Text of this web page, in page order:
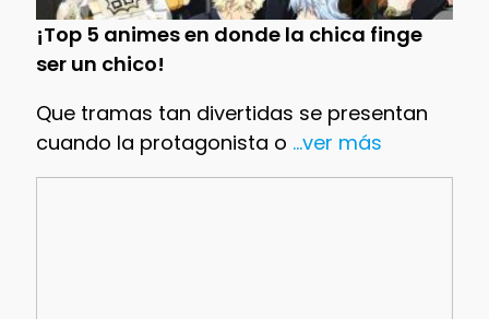
¡Top 5 animes en donde la chica finge
ser un chico!
Que tramas tan divertidas se presentan
cuando la protagonista o ...ver más